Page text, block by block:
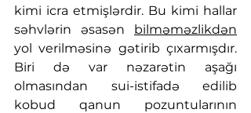
kimi icra etmişlərdir. Bu kimi hallar
səhvlərin əsasən bilməməzlikdən
yol verilməsinə gətirib çıxarmışdır.
Biri də var nəzarətin aşağı
olmasından sui-istifadə edilib
kobud qanun pozuntularının